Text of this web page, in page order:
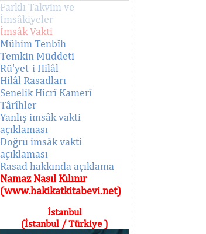
Farklı Takvim ve
İmsâkiyeler
İmsâk Vakti
Mühim Tenbîh
Temkin Müddeti
Rü'yet-i Hilâl
Hilâl Rasadları
Senelik Hicrî Kamerî
Târîhler
Yanlış imsâk vakti
açıklaması
Doğru imsâk vakti
açıklaması
Rasad hakkında açıklama
Namaz Nasıl Kılınır
(www.hakikatkitabevi.net)
İstanbul
(İstanbul / Türkiye )